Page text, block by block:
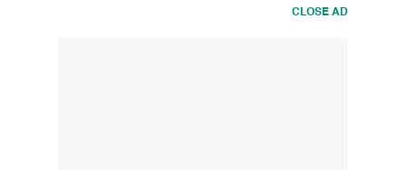
CLOSE AD